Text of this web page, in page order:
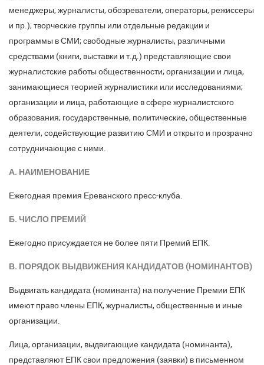
менеджеры, журналисты, обозреватели, операторы, режиссеры
и пр.); творческие группы или отдельные редакции и
программы в СМИ; свободные журналисты, различными
средствами (книги, выставки и т.д.) представляющие свои
журналистские работы общественности; организации и лица,
занимающиеся теорией журналистики или исследованиями;
организации и лица, работающие в сфере журналистского
образования; государственные, политические, общественные
деятели, содействующие развитию СМИ и открыто и прозрачно
сотрудничающие с ними.
А. НАИМЕНОВАНИЕ
Ежегодная премия Ереванского пресс-клуба.
Б. ЧИСЛО ПРЕМИЙ
Ежегодно присуждается не более пяти Премий ЕПК.
В. ПОРЯДОК ВЫДВИЖЕНИЯ КАНДИДАТОВ (НОМИНАНТОВ)
Выдвигать кандидата (номинанта) на получение Премии ЕПК
имеют право члены ЕПК, журналисты, общественные и иные
организации.
Лица, организации, выдвигающие кандидата (номинанта),
представляют ЕПК свои предложения (заявки) в письменном